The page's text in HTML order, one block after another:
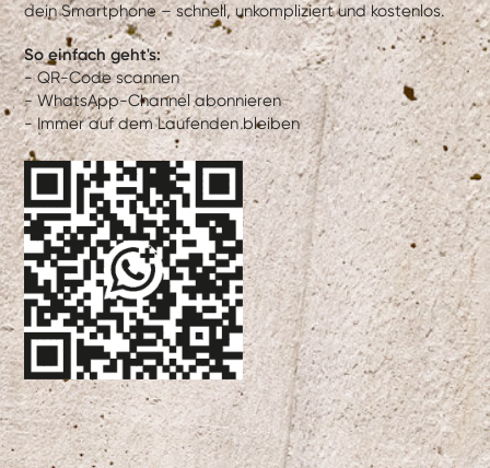
dein Smartphone – schnell, unkompliziert und kostenlos.
So einfach geht's:
- QR-Code scannen
- WhatsApp-Channel abonnieren
- Immer auf dem Laufenden bleiben